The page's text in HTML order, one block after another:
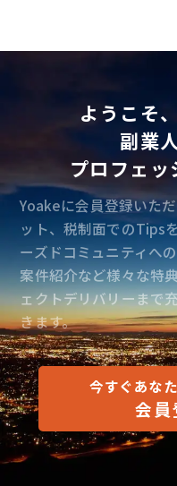
ようこそ
副業
プロフェ
Yoakeに会員登録いた
ット、税制面でのTips
ーズドコミュニティへ
案件紹介など様々な特
ェクトデリバリーまで
きます。
今すぐあな
会員